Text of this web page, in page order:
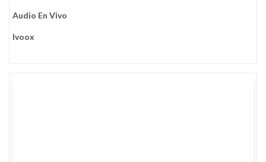
Audio En Vivo
Ivoox